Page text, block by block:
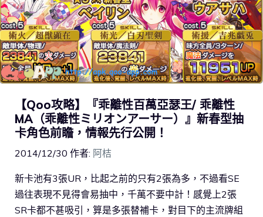
【Qoo攻略】『乖離性百萬亞瑟王/ 乖離性
MA（乖離性ミリオンアーサー）』新春型抽
卡角色前瞻，情報先行公開！
2014/12/30 作者: 阿桔
新卡池有3張UR，比起之前的只有2張為多，不過看SE
過往表現不見得會易抽中，千萬不要中計！感覺上2張
SR卡都不甚吸引，算是多張替補卡，對目下的主流牌組